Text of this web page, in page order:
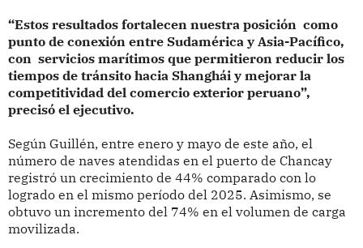
“Estos resultados fortalecen nuestra posición como
punto de conexión entre Sudamérica y Asia-Pacífico,
con servicios marítimos que permitieron reducir los
tiempos de tránsito hacia Shanghái y mejorar la
competitividad del comercio exterior peruano”,
precisó el ejecutivo.
Según Guillén, entre enero y mayo de este año, el
número de naves atendidas en el puerto de Chancay
registró un crecimiento de 44% comparado con lo
logrado en el mismo período del 2025. Asimismo, se
obtuvo un incremento del 74% en el volumen de carga
movilizada.